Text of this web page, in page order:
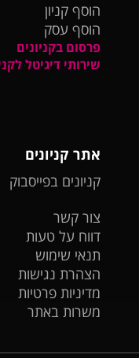
הוסף קניון
הוסף עסק
פרסום בקניונים
שירותי דיגיטל
אתר קניונים
קניונים בפייסבוק
צור קשר
דווח על טעות
תנאי שימוש
הצהרת נגישות
מדיניות פרטיות
משרות באתר